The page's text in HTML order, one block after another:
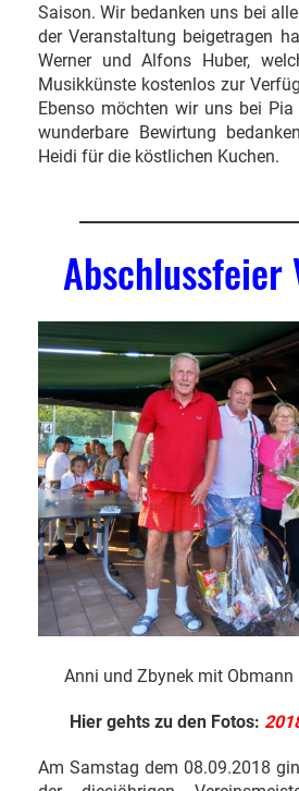
Saison. Wir bedanken uns bei
der Veranstaltung beigetragen
Werner und Alfons Huber,
Musikkünste kostenlos zur
Ebenso möchten wir uns bei
wunderbare Bewirtung
Heidi für die köstlichen Kuchen.
Abschlussfeier
Anni und Zbynek mit Obmann
Hier gehts zu den Fotos:
Am Samstag dem 08.09.2018